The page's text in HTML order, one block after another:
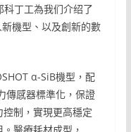
丁工為我们介绍了
機型、以及創新的數
α-SiB機型，配
傳感器標準化，保證
制，實現更高穩定